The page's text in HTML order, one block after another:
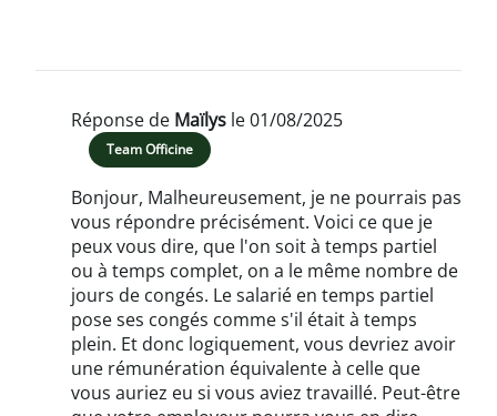
Réponse de Maïlys le 01/08/2025
Team Officine
Bonjour, Malheureusement, je ne pourrais pas
vous répondre précisément. Voici ce que je
peux vous dire, que l'on soit à temps partiel
ou à temps complet, on a le même nombre de
jours de congés. Le salarié en temps partiel
pose ses congés comme s'il était à temps
plein. Et donc logiquement, vous devriez avoir
une rémunération équivalente à celle que
vous auriez eu si vous aviez travaillé. Peut-être